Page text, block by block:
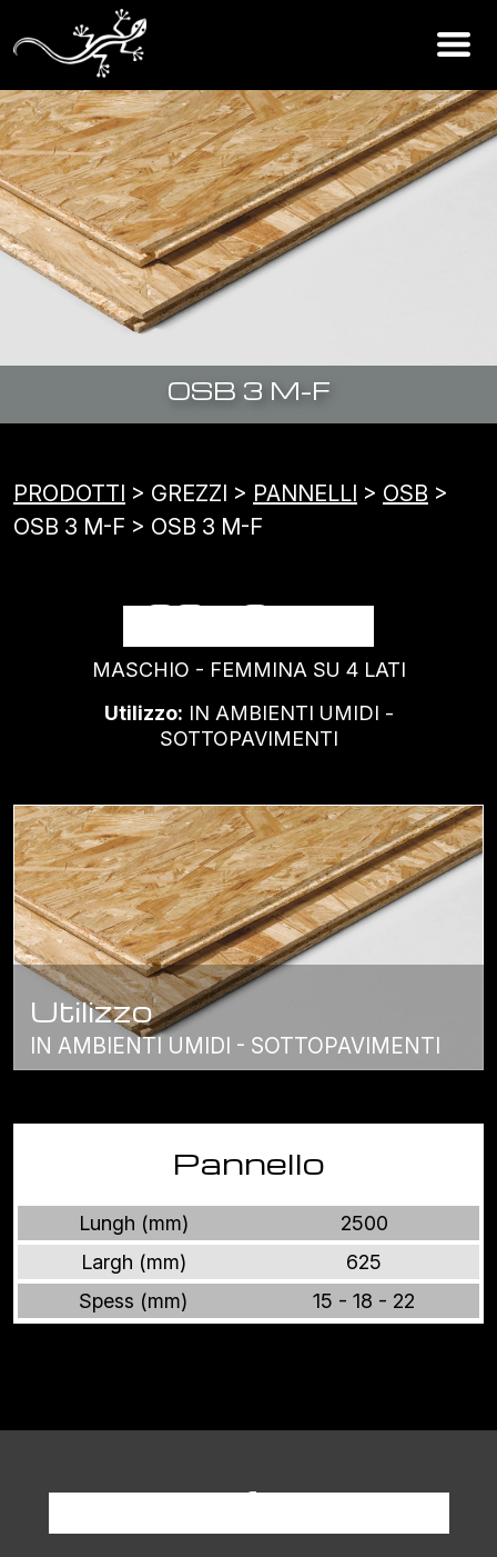
OSB 3 M-F
PRODOTTI > GREZZI > PANNELLI > OSB >
OSB 3 M-F > OSB 3 M-F
OSB 3 M-F
MASCHIO - FEMMINA SU 4 LATI
Utilizzo: IN AMBIENTI UMIDI -
SOTTOPAVIMENTI
Utilizzo
IN AMBIENTI UMIDI - SOTTOPAVIMENTI
Pannello
Lungh (mm)
2500
Largh (mm)
625
Spess (mm)
15 - 18 - 22
Richiedi informazioni